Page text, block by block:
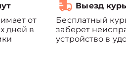
от
дней в
Выезд
Бесплатный
заберет
устройство в